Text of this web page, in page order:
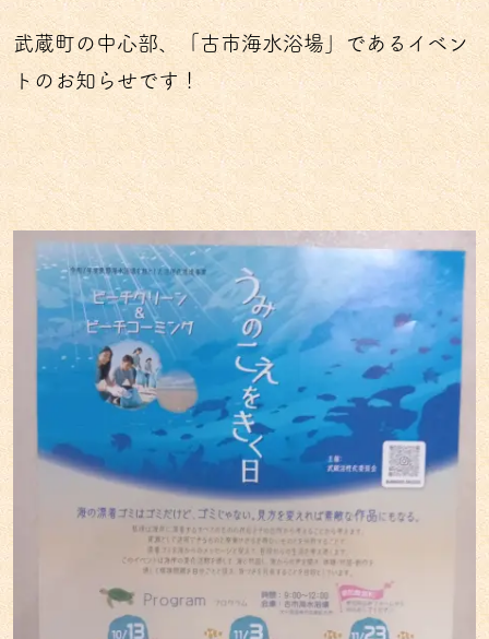
武蔵町の中心部、「古市海水浴場」であるイベン
トのお知らせです！